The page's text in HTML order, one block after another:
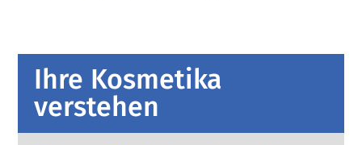
Ihre Kosmetika
verstehen